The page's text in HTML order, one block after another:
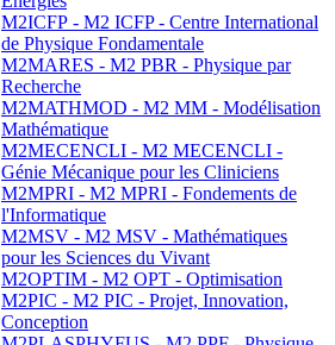
M2ICFP - M2 ICFP - Centre International
de Physique Fondamentale
M2MARES - M2 PBR - Physique par
Recherche
M2MATHMOD - M2 MM - Modélisation
Mathématique
M2MECENCLI - M2 MECENCLI -
Génie Mécanique pour les Cliniciens
M2MPRI - M2 MPRI - Fondements de
l'Informatique
M2MSV - M2 MSV - Mathématiques
pour les Sciences du Vivant
M2OPTIM - M2 OPT - Optimisation
M2PIC - M2 PIC - Projet, Innovation,
Conception